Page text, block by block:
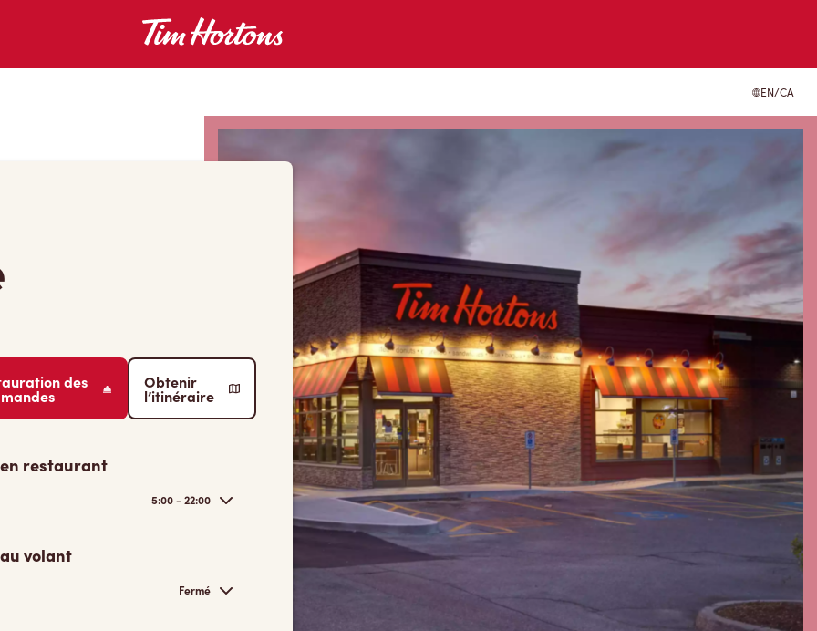
EN/CA
des Obtenir
l’itinéraire
restaurant
5:00 - 22:00
volant
Fermé